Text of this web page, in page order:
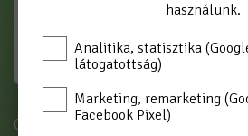
Cikkszám: 4620
használunk.
Analitika, statisztika
látogatottság)
Marketing, remarketing
Facebook Pixel)